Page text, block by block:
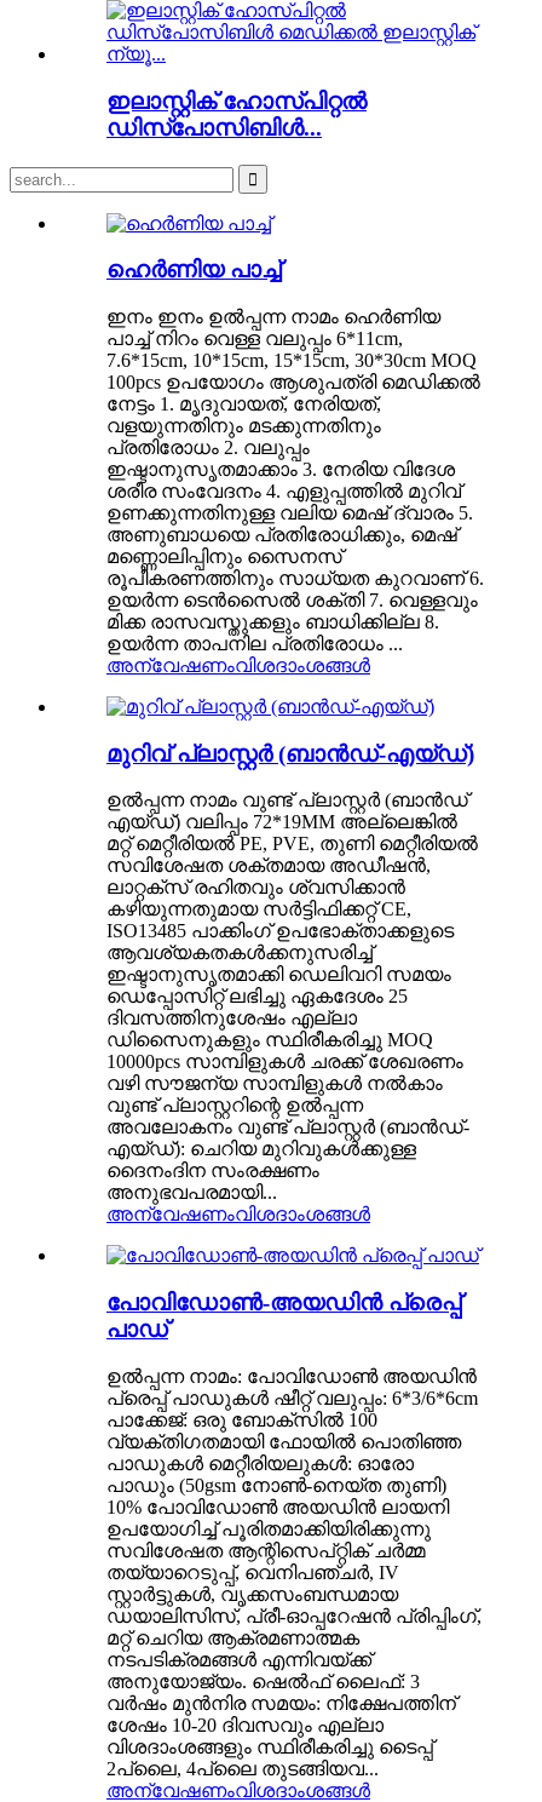
ഇലാസ്റ്റിക് ഹോസ്പിറ്റൽ
ഡിസ്പോസിബിൾ...
ഹെർണിയ പാച്ച്
ഇനം ഇനം ഉൽപ്പന്ന നാമം ഹെർണിയ
പാച്ച് നിറം വെള്ള വലുപ്പം 6*11cm,
7.6*15cm, 10*15cm, 15*15cm, 30*30cm MOQ
100pcs ഉപയോഗം ആശുപത്രി മെഡിക്കൽ
നേട്ടം 1. മൃദുവായത്, നേരിയത്,
വളയുന്നതിനും മടക്കുന്നതിനും
പ്രതിരോധം 2. വലുപ്പം
ഇഷ്ടാനുസൃതമാക്കാം 3. നേരിയ വിദേശ
ശരീര സംവേദനം 4. എളുപ്പത്തിൽ മുറിവ്
ഉണക്കുന്നതിനുള്ള വലിയ മെഷ് ദ്വാരം 5.
അണുബാധയെ പ്രതിരോധിക്കും, മെഷ്
മണ്ണൊലിപ്പിനും സൈനസ്
രൂപീകരണത്തിനും സാധ്യത കുറവാണ് 6.
ഉയർന്ന ടെൻസൈൽ ശക്തി 7. വെള്ളവും
മിക്ക രാസവസ്തുക്കളും ബാധിക്കില്ല 8.
ഉയർന്ന താപനില പ്രതിരോധം ...
അന്വേഷണംവിശദാംശങ്ങൾ
മുറിവ് പ്ലാസ്റ്റർ (ബാൻഡ്-എയ്ഡ്)
ഉൽപ്പന്ന നാമം വുണ്ട് പ്ലാസ്റ്റർ (ബാൻഡ്
എയ്ഡ്) വലിപ്പം 72*19MM അല്ലെങ്കിൽ
മറ്റ് മെറ്റീരിയൽ PE, PVE, തുണി മെറ്റീരിയൽ
സവിശേഷത ശക്തമായ അഡീഷൻ,
ലാറ്റക്സ് രഹിതവും ശ്വസിക്കാൻ
കഴിയുന്നതുമായ സർട്ടിഫിക്കറ്റ് CE,
ISO13485 പാക്കിംഗ് ഉപഭോക്താക്കളുടെ
ആവശ്യകതകൾക്കനുസരിച്ച്
ഇഷ്ടാനുസൃതമാക്കി ഡെലിവറി സമയം
ഡെപ്പോസിറ്റ് ലഭിച്ചു ഏകദേശം 25
ദിവസത്തിനുശേഷം എല്ലാ
ഡിസൈനുകളും സ്ഥിരീകരിച്ചു MOQ
10000pcs സാമ്പിളുകൾ ചരക്ക് ശേഖരണം
വഴി സൗജന്യ സാമ്പിളുകൾ നൽകാം
വുണ്ട് പ്ലാസ്റ്ററിന്റെ ഉൽപ്പന്ന
അവലോകനം വുണ്ട് പ്ലാസ്റ്റർ (ബാൻഡ്-
എയ്ഡ്): ചെറിയ മുറിവുകൾക്കുള്ള
ദൈനംദിന സംരക്ഷണം
അനുഭവപരമായി...
അന്വേഷണംവിശദാംശങ്ങൾ
പോവിഡോൺ-അയഡിൻ പ്രെപ്പ്
പാഡ്
ഉൽപ്പന്ന നാമം: പോവിഡോൺ അയഡിൻ
പ്രെപ്പ് പാഡുകൾ ഷീറ്റ് വലുപ്പം: 6*3/6*6cm
പാക്കേജ്: ഒരു ബോക്സിൽ 100
വ്യക്തിഗതമായി ഫോയിൽ പൊതിഞ്ഞ
പാഡുകൾ മെറ്റീരിയലുകൾ: ഓരോ
പാഡും (50gsm നോൺ-നെയ്ത തുണി)
10% പോവിഡോൺ അയഡിൻ ലായനി
ഉപയോഗിച്ച് പൂരിതമാക്കിയിരിക്കുന്നു
സവിശേഷത ആന്റിസെപ്റ്റിക് ചർമ്മ
തയ്യാറെടുപ്പ്, വെനിപഞ്ചർ, IV
സ്റ്റാർട്ടുകൾ, വൃക്കസംബന്ധമായ
ഡയാലിസിസ്, പ്രീ-ഓപ്പറേഷൻ പ്രിപ്പിംഗ്,
മറ്റ് ചെറിയ ആക്രമണാത്മക
നടപടിക്രമങ്ങൾ എന്നിവയ്ക്ക്
അനുയോജ്യം. ഷെൽഫ് ലൈഫ്: 3
വർഷം മുൻനിര സമയം: നിക്ഷേപത്തിന്
ശേഷം 10-20 ദിവസവും എല്ലാ
വിശദാംശങ്ങളും സ്ഥിരീകരിച്ചു ടൈപ്പ്
2പ്ലൈ, 4പ്ലൈ തുടങ്ങിയവ...
അന്വേഷണംവിശദാംശങ്ങൾ